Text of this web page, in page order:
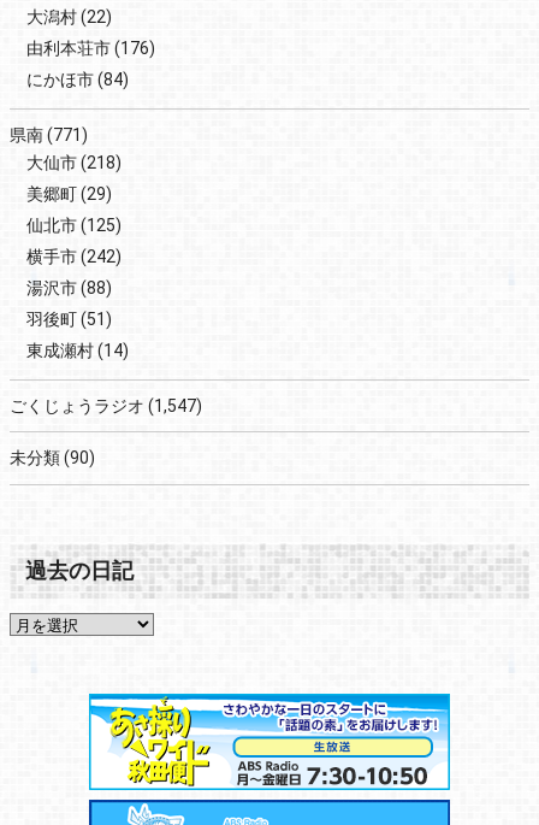
大潟村(22)
由利本荘市(176)
にかほ市(84)
県南(771)
大仙市(218)
美郷町(29)
仙北市(125)
横手市(242)
湯沢市(88)
羽後町(51)
東成瀬村(14)
ごくじょうラジオ (1,547)
未分類(90)
過去の日記